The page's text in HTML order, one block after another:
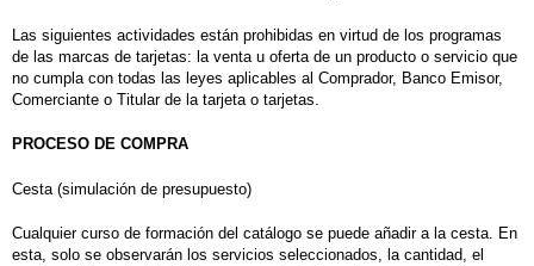
Las siguientes actividades están prohibidas en virtud de los programas
de las marcas de tarjetas: la venta u oferta de un producto o servicio que
no cumpla con todas las leyes aplicables al Comprador, Banco Emisor,
Comerciante o Titular de la tarjeta o tarjetas.
PROCESO DE COMPRA
Cesta (simulación de presupuesto)
Cualquier curso de formación del catálogo se puede añadir a la cesta. En
esta, solo se observarán los servicios seleccionados, la cantidad, el